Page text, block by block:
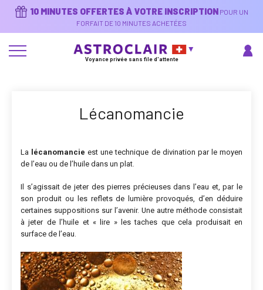
10 MINUTES OFFERTES À VOTRE INSCRIPTION POUR UN
FORFAIT DE 10 MINUTES ACHETÉES
Voyance privée sans file d'attente
Lécanomancie
La lécanomancie est une technique de divination par le moyen
de l’eau ou de l’huile dans un plat.
Il s’agissait de jeter des pierres précieuses dans l’eau et, par le
son produit ou les reflets de lumière provoqués, d’en déduire
certaines suppositions sur l’avenir. Une autre méthode consistait
à jeter de l’huile et « lire » les taches que cela produisait en
surface de l’eau.